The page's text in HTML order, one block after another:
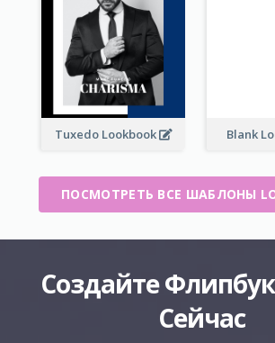
Tuxedo Lookbook Blank
ПОСМОТРЕТЬ ВСЕ ШАБЛОНЫ
Создайте
Сейчас